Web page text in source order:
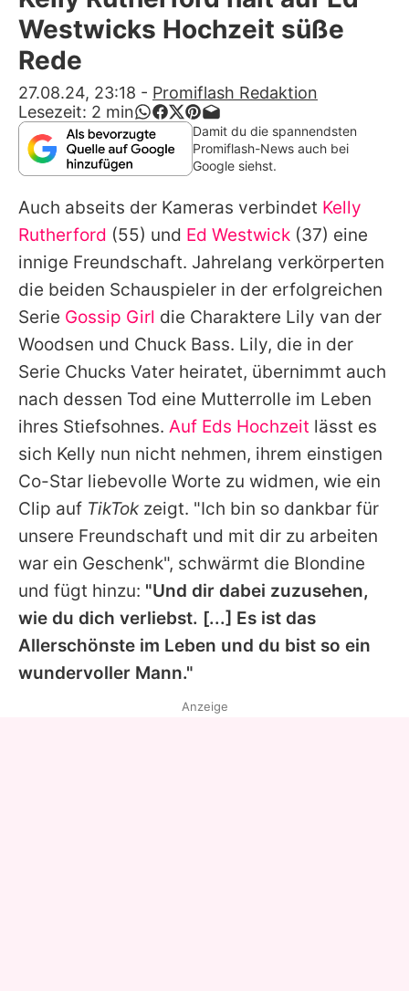
Alle Themen auf Promiflash
App runterladen
Team
Redaktionelle Richtlinien
Impressum
Datenschutzerklärung
Nutzungsbedingungen
Utiq verwalten
Westwicks Hochzeit süße
Rede
27.08.24, 23:18 - Promiflash Redaktion
Lesezeit: 2 min
Damit du die spannendsten
Promiflash-News auch bei
Google siehst.
Auch abseits der Kameras verbindet Kelly
Rutherford (55) und Ed Westwick (37) eine
innige Freundschaft. Jahrelang verkörperten
die beiden Schauspieler in der erfolgreichen
Serie Gossip Girl die Charaktere Lily van der
Woodsen und Chuck Bass. Lily, die in der
Serie Chucks Vater heiratet, übernimmt auch
nach dessen Tod eine Mutterrolle im Leben
ihres Stiefsohnes. Auf Eds Hochzeit lässt es
sich Kelly nun nicht nehmen, ihrem einstigen
Co-Star liebevolle Worte zu widmen, wie ein
Clip auf TikTokzeigt. "Ich bin so dankbar für
unsere Freundschaft und mit dir zu arbeiten
war ein Geschenk", schwärmt die Blondine
und fügt hinzu: "Und dir dabei zuzusehen,
wie du dich verliebst. [...] Es ist das
Allerschönste im Leben und du bist so ein
wundervoller Mann."
Anzeige